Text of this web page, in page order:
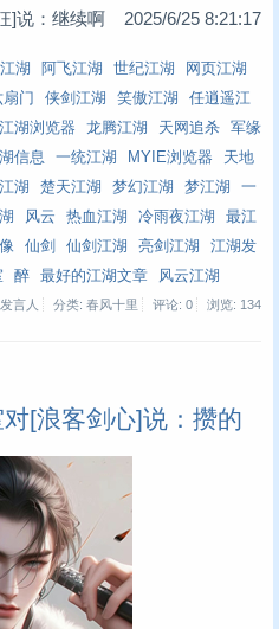
]说：继续啊 2025/6/25 8:21:17
湖 阿飞江湖 世纪江湖
网页江湖
扇门 侠剑江湖 笑傲江湖
任逍遥江
江湖浏览器 龙腾江湖 天网追杀
军缘
信息 一统江湖 MYIE浏览器
天地
湖 楚天江湖 梦幻江湖 梦江湖
一
风云 热血江湖 冷雨夜江湖
最江
仙剑 仙剑江湖 亮剑江湖
江湖发
醉 最好的江湖文章 风云江湖
言人 分类: 春风十里 评论: 0 浏览: 134
[浪客剑心]说：攒的